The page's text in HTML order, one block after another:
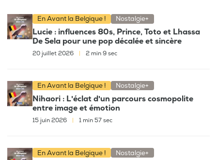
En Avant la Belgique ! Nostalgie+
Lucie : influences 80s, Prince, Toto et Lhassa
De Sela pour une pop décalée et sincère
20 juillet 2026 2 min 9 sec
En Avant la Belgique ! Nostalgie+
Nihaori : L'éclat d'un parcours cosmopolite
entre image et émotion
15 juin 2026 1 min 57 sec
En Avant la Belgique ! Nostalgie+